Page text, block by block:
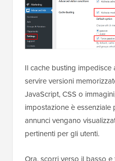
Il cache busting
servire versioni
JavaScript, CSS o
impostazione è
annunci vengano
pertinenti per gli utenti.